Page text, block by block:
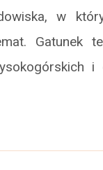
w
Gatunek